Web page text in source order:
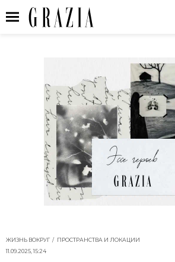
ЖИЗНЬ ВОКРУГ
ПРОСТРАНСТВА И ЛОКАЦИИ
11.09.2025, 15:24